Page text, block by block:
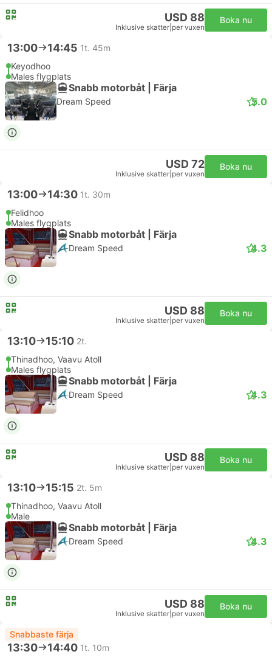
USD 88
Inklusive skatter per vuxen
Boka nu
13:00 14:45 1t. 45m
Keyodhoo
Males flygplats
Snabb motorbåt | Färja
Dream Speed 5.0
USD 72
Inklusive skatter per vuxen
Boka nu
13:00 14:30 1t. 30m
Felidhoo
Males flygplats
Snabb motorbåt | Färja
Dream Speed 4.3
USD 88
Inklusive skatter per vuxen
Boka nu
13:10 15:10 2t.
Thinadhoo, Vaavu Atoll
Males flygplats
Snabb motorbåt | Färja
Dream Speed 4.3
USD 88
Inklusive skatter per vuxen
Boka nu
13:10 15:15 2t. 5m
Thinadhoo, Vaavu Atoll
Male
Snabb motorbåt | Färja
Dream Speed 4.3
USD 88
Inklusive skatter per vuxen
Boka nu
Snabbaste färja
13:30 14:40 1t. 10m